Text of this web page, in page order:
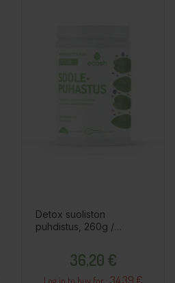
Detox suoliston
puhdistus, 260g /
36,20 €